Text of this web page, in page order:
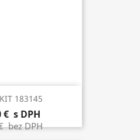
183145
€ s DPH
bez DPH